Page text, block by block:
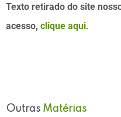
Texto retirado do site
acesso, clique aqui.
Outras Matérias